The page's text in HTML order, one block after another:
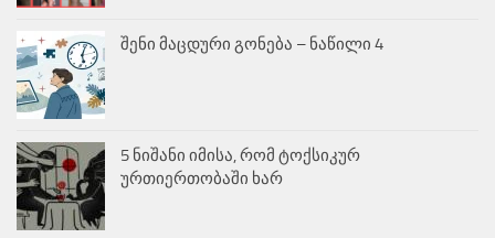
შენი მაცდური გონება – ნაწილი 4
5 ნიშანი იმისა, რომ ტოქსიკურ
ურთიერთობაში ხარ